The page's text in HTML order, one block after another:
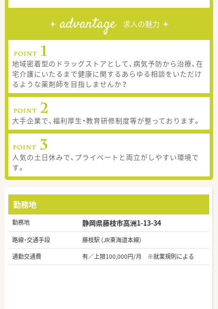
advantage 求人の魅力
地域密着型のドラッグストアとして、病気予防から治療、在
宅介護にいたるまで健康に関するあらゆる相談をいただけ
るような薬剤師を目指しませんか？
大手企業で、福利厚生・教育研修制度等が整っております。
人気の土日休みで、プライベートと両立がしやすい環境で
す。
勤務地
勤務地 静岡県藤枝市高洲1-13-34
路線・交通手段
藤枝駅 (JR東海道本線)
通勤交通費
有／上限100,000円/月 ※就業規則による